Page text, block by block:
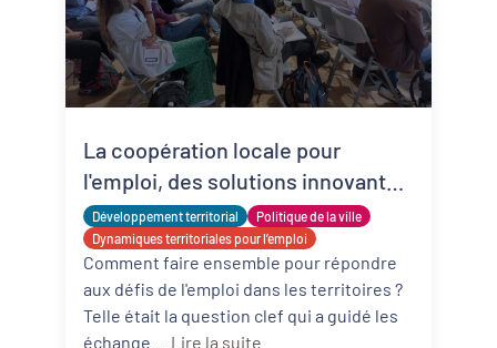
Inclusion numérique
Politique de la ville
Revitalisation des centres-bourgs et
centres-villes
Dynamiques territoriales pour l’emploi
Transitions
Date de publication
Développement territorial
Politique de la ville
Dynamiques territoriales pour l’emploi
La coopération locale pour
l'emploi, des solutions innovantes
existent !
Comment faire ensemble pour répondre
aux défis de l'emploi dans les territoires ?
Telle était la question clef qui a guidé les
Lire la suite